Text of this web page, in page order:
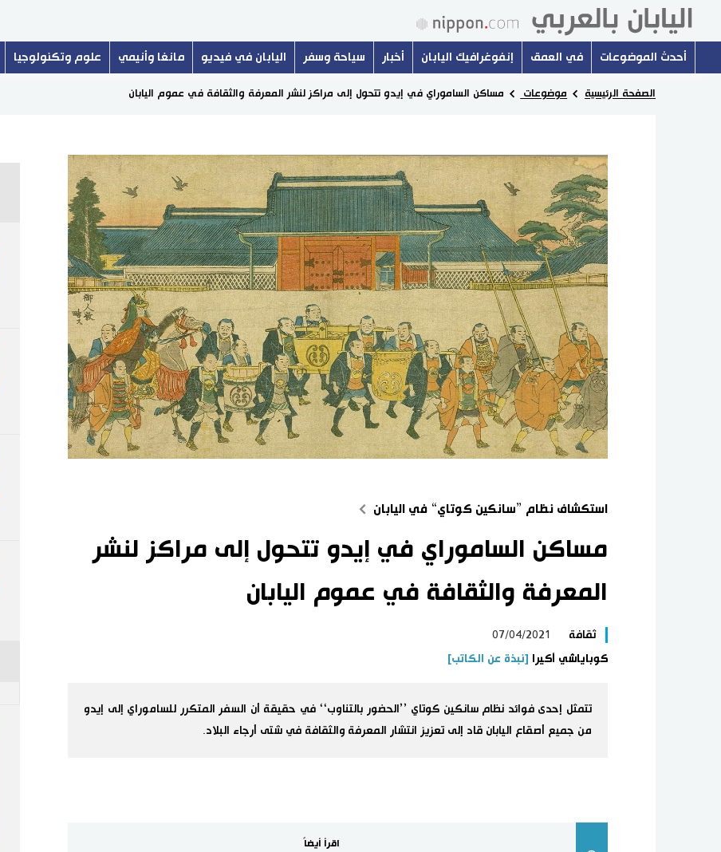
أحدث الموضوعات في العمق إنفوغرافيك اليابان أخبار سياحة وسفر اليابان في فيديو مانغا وأنيمي علوم وتكنولوجيا
الصفحة الرئيسية موضوعات مساكن الساموراي في إيدو تتحول إلى مراكز لنشر المعرفة والثقافة في عموم اليابان
استكشاف نظام ”سانكين كوتاي“ في اليابان
مساكن الساموراي في إيدو تتحول إلى مراكز لنشر
المعرفة والثقافة في عموم اليابان
ثقافة
07/04/2021
كوباياشي أكيرا
[نبذة عن الكاتب]
تتمثل إحدى فوائد نظام سانكين كوتاي ’’الحضور بالتناوب‘‘ في حقيقة أن السفر المتكرر للساموراي إلى إيدو
من جميع أصقاع اليابان قاد إلى تعزيز انتشار المعرفة والثقافة في شتى أرجاء البلاد.
اقرأ أيضاً